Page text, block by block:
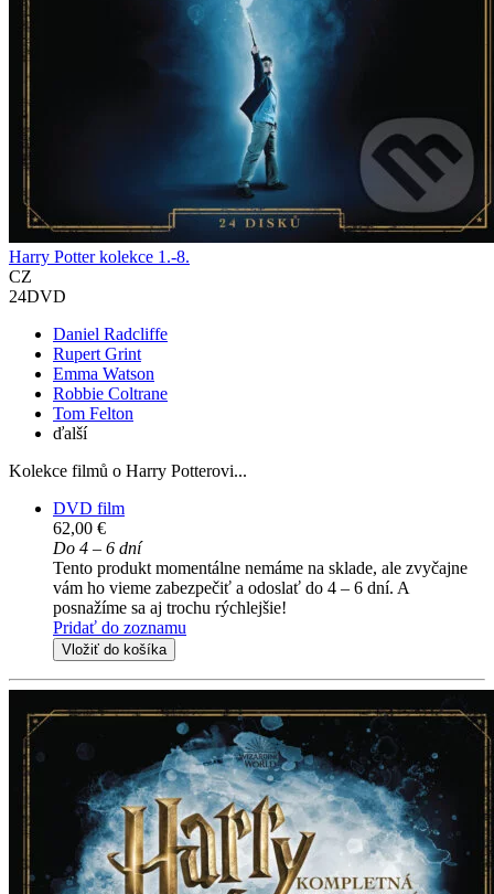
Harry Potter kolekce 1.-8.
CZ
24DVD
Daniel Radcliffe
Rupert Grint
Emma Watson
Robbie Coltrane
Tom Felton
ďalší
Kolekce filmů o Harry Potterovi...
DVD film
62,00 €
Do 4 – 6 dní
Tento produkt momentálne nemáme na sklade, ale zvyčajne
vám ho vieme zabezpečiť a odoslať do 4 – 6 dní. A
posnažíme sa aj trochu rýchlejšie!
Pridať do zoznamu
Vložiť do košíka